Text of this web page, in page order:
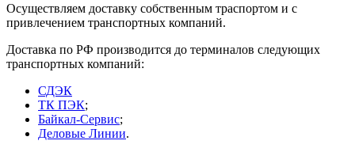
Осуществляем доставку собственным траспортом и с
привлечением транспортных компаний.
Доставка по РФ производится до терминалов следующих
транспортных компаний:
СДЭК
ТК ПЭК;
Байкал-Сервис;
Деловые Линии.